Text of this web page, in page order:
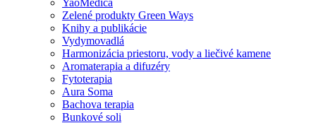
YaoMedica
Zelené produkty Green Ways
Knihy a publikácie
Vydymovadlá
Harmonizácia priestoru, vody a liečivé kamene
Aromaterapia a difuzéry
Fytoterapia
Aura Soma
Bachova terapia
Bunkové soli